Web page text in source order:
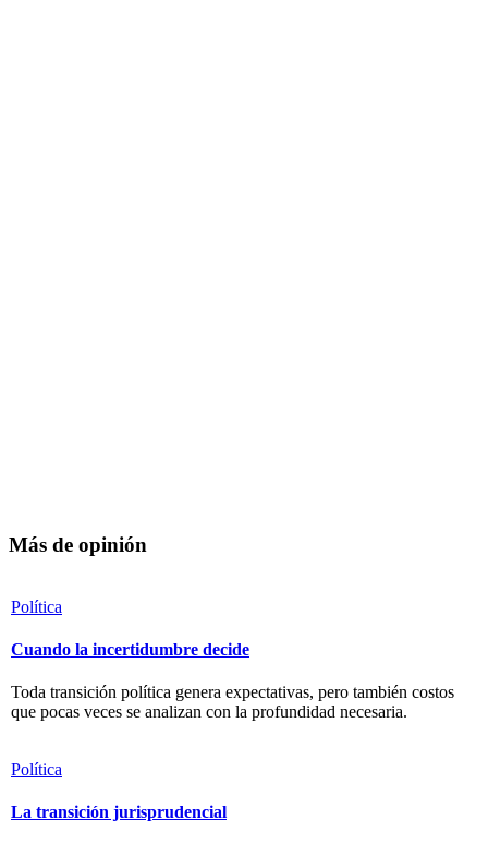
Más de opinión
Política
Cuando la incertidumbre decide
Toda transición política genera expectativas, pero también costos
que pocas veces se analizan con la profundidad necesaria.
Política
La transición jurisprudencial